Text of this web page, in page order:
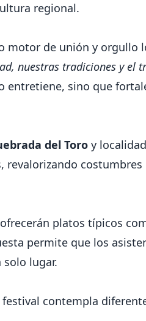
regional.
motor de unión y orgullo
nuestras tradiciones y el
entretiene, sino que
del Toro y
revalorizando costumbres
platos típicos
permite que los
lugar.
contempla